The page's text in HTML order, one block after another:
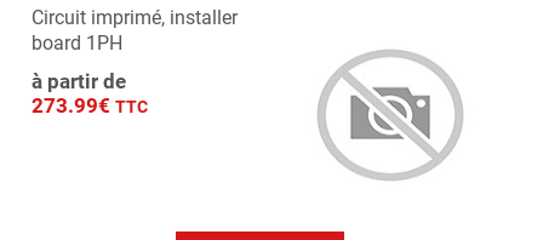
Circuit imprimé, installer
board 1PH
à partir de
273.99€ TTC